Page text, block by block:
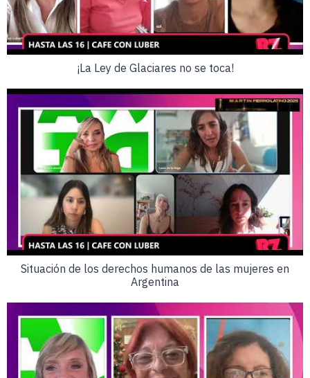
¡La Ley de Glaciares no se toca!
Situación de los derechos humanos de las mujeres en
Argentina